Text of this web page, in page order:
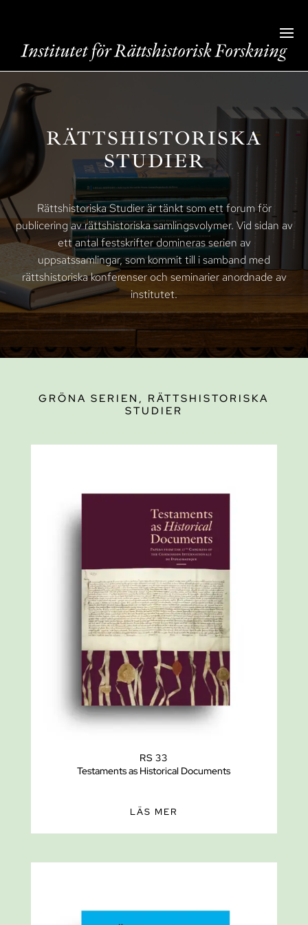
RÄTTSHISTORISKA
STUDIER
Rättshistoriska Studier är tänkt som ett forum för
publicering av rättshistoriska samlingsvolymer. Vid sidan av
ett antal festskrifter domineras serien av
uppsatssamlingar, som kommit till i samband med
rättshistoriska konferenser och seminarier anordnade av
institutet.
GRÖNA SERIEN, RÄTTSHISTORISKA
STUDIER
RS 33
Testaments as Historical Documents
LÄS MER